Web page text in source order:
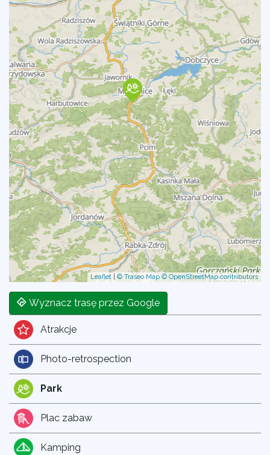
Leaflet | © Traseo Map © OpenStreetMap contributors
Wyznacz trasę przez Google
Atrakcje
Photo-retrospection
Park
Plac zabaw
Kamping